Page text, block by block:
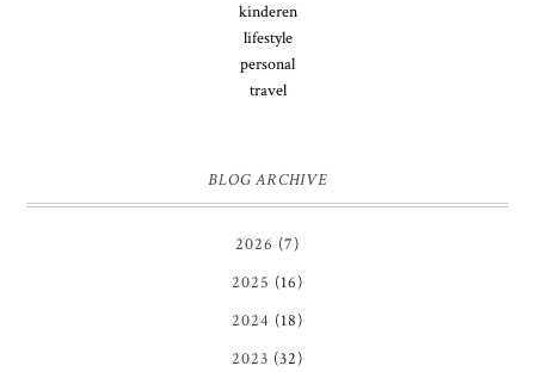
kinderen
lifestyle
personal
travel
BLOG ARCHIVE
2026 (7)
2025 (16)
2024 (18)
2023 (32)